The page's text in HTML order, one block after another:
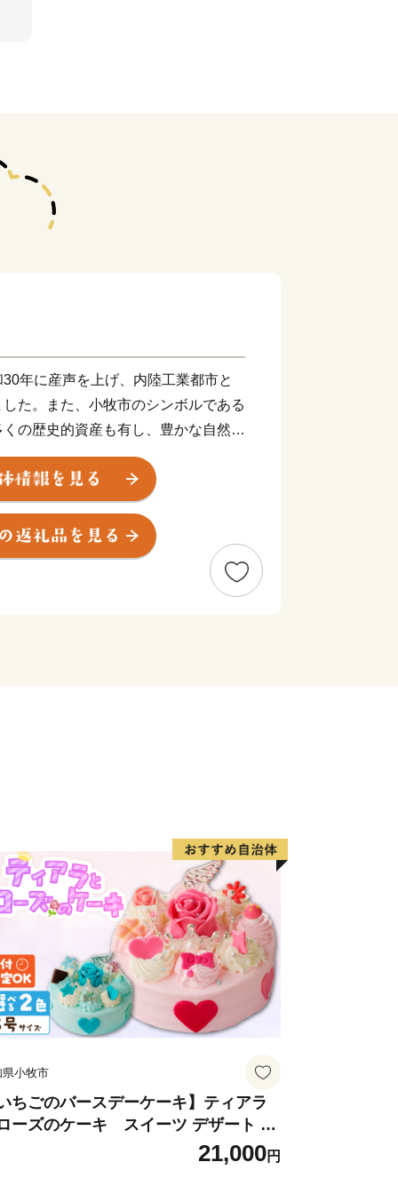
年に産声を上げ、内陸工業都市と
た。また、小牧市のシンボルである
の歴史的資産も有し、豊かな自然と
。
小牧市
ちごのバースデーケーキ】ティアラ
ーズのケーキ スイーツ デザート 洋
お取り寄せ 愛知県 小牧市 送料無料
日 クリスマス お祝い ばら 花 フラワ
21,000円